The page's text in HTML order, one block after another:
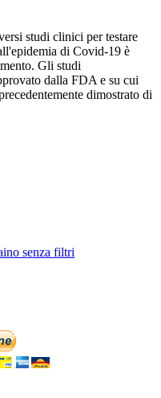
studi clinici per testare
di Covid-19 è
Gli studi
dalla FDA e su cui
dimostrato di
senza filtri